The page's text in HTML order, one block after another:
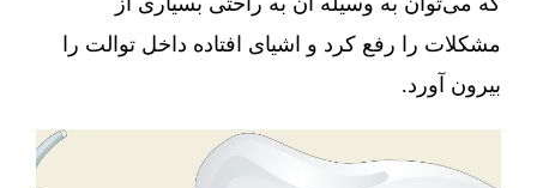
مشکلات را رفع کرد و اشیای افتاده داخل توالت را
بیرون آورد.